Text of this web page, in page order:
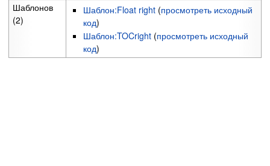
Шаблонов
(2)
Шаблон:Float right(просмотреть исходный
код)
Шаблон:TOCright(просмотреть исходный
код)